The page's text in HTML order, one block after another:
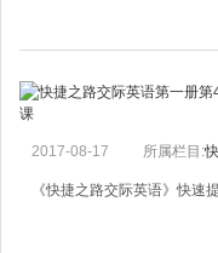
What Job Do you Have
A. Can I talk to the manager?
A. I saw your &ldqu
2017-08-17 所属栏目:
《快捷之路交际英语》快速